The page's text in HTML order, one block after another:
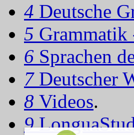
4 Deutsche
5 Grammatik
6 Sprachen
7 Deutscher
8 Videos.
9